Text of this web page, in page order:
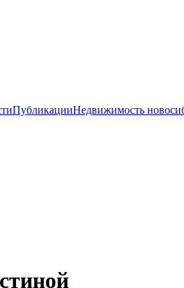
ПубликацииНедвижимость